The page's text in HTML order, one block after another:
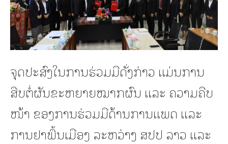
ຈຸດປະສົງໃນການຮ່ວມມືດັ່ງກ່າວ ແມ່ນການ
ສືບຕໍ່ຜັນຂະຫຍາຍໝາກຜົນ ແລະ ຄວາມຄືບ
ໜ້າ ຂອງການຮ່ວມມືດ້ານການແພດ ແລະ
ການຢາພື້ນເມືອງ ລະຫວ່າງ ສປປ ລາວ ແລະ